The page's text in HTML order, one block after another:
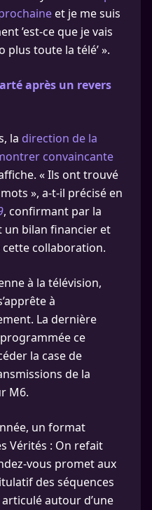
et je me suis
’est-ce que je vais
toute la télé’ ».
après un revers
la direction de la
convaincante
« Ils ont trouvé
», a-t-il précisé en
, confirmant par la
un bilan financier et
collaboration.
à la télévision,
à
La dernière
ce
la case de
de la
M6.
un format
Vérités : On refait
vous promet aux
des séquences
autour d’une